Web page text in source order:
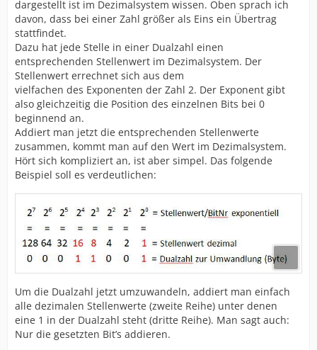
dargestellt ist im Dezimalsystem wissen. Oben sprach ich
davon, dass bei einer Zahl größer als Eins ein Übertrag
stattfindet.
Dazu hat jede Stelle in einer Dualzahl einen
entsprechenden Stellenwert im Dezimalsystem. Der
Stellenwert errechnet sich aus dem
vielfachen des Exponenten der Zahl 2. Der Exponent gibt
also gleichzeitig die Position des einzelnen Bits bei 0
beginnend an.
Addiert man jetzt die entsprechenden Stellenwerte
zusammen, kommt man auf den Wert im Dezimalsystem.
Hört sich kompliziert an, ist aber simpel. Das folgende
Beispiel soll es verdeutlichen:
Um die Dualzahl jetzt umzuwandeln, addiert man einfach
alle dezimalen Stellenwerte (zweite Reihe) unter denen
eine 1 in der Dualzahl steht (dritte Reihe). Man sagt auch:
Nur die gesetzten Bit’s addieren.